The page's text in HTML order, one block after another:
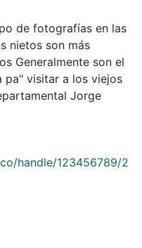
de fotografías en las
nietos son más
Generalmente son el
pa" visitar a los viejos
Jorge
handle/123456789/2